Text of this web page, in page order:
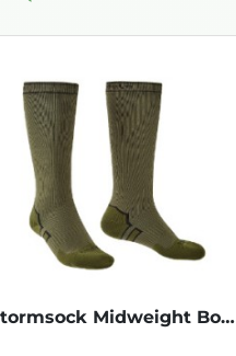
Stormsock Midweight Boot - Khaki Olive